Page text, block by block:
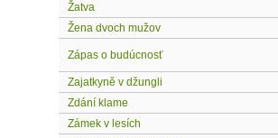
Žatva
Žena dvoch mužov
Zápas o budúcnosť
Zajatkyně v džungli
Zdání klame
Zámek v lesích